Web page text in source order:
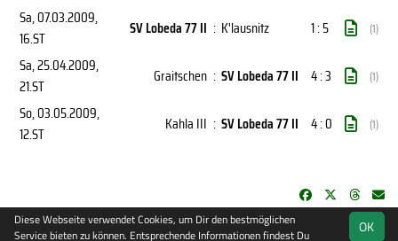
Sa, 07.03.2009,
16.ST
SV Lobeda 77 II : K'lausnitz 1 : 5 (1)
Sa, 25.04.2009,
21.ST
Graitschen : SV Lobeda 77 II 4 : 3 (1)
So, 03.05.2009,
12.ST
Kahla III : SV Lobeda 77 II 4 : 0 (1)
soccero.de OK
Diese Webseite verwendet Cookies, um Dir den bestmöglichen
Service bieten zu können. Entsprechende Informationen findest Du